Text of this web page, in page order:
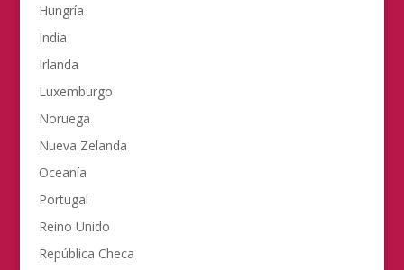
Hungría
India
Irlanda
Luxemburgo
Noruega
Nueva Zelanda
Oceanía
Portugal
Reino Unido
República Checa